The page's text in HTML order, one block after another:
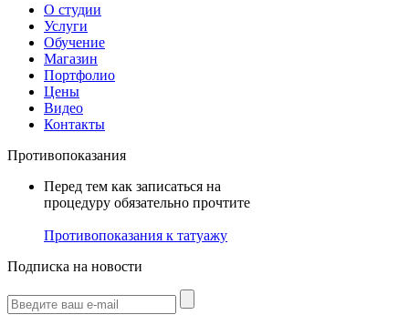
О студии
Услуги
Обучение
Магазин
Портфолио
Цены
Видео
Контакты
Противопоказания
Перед тем как записаться на
процедуру обязательно прочтите
Противопоказания к татуажу
Подписка на новости